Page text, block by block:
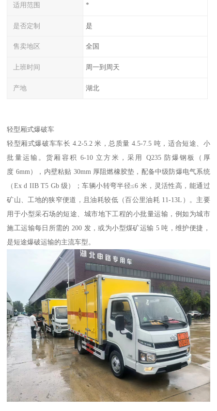
适用范围 *
是否定制 是
售卖地区 全国
上班时间 周一到周天
产地 湖北
轻型厢式爆破车​
轻型厢式爆破车车长 4.2-5.2 米，总质量 4.5-7.5 吨，适合短途、小
批量运输。货厢容积 6-10 立方米，采用 Q235 防爆钢板（厚
度 6mm），内壁粘贴 30mm 厚阻燃橡胶垫，配备中级防爆电气系统
（Ex d IIB T5 Gb 级）；车辆小转弯半径≤6 米，灵活性高，能通过
矿山、工地的狭窄便道，且油耗较低（百公里油耗 11-13L）。主要
用于小型采石场的短途、城市地下工程的小批量运输，例如为城市
施工运输每日所需的 200 发，或为小型煤矿运输 5 吨，维护便捷，
是短途爆破运输的主流车型。​